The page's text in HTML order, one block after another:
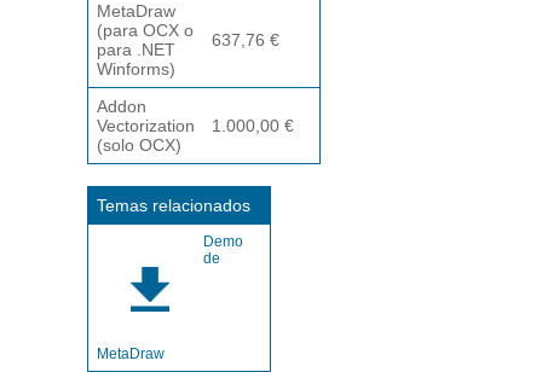
MetaDraw
(para OCX o
para .NET
Winforms)
637,76 €
Addon
Vectorization
(solo OCX)
1.000,00 €
Temas relacionados
Demo
de
MetaDraw